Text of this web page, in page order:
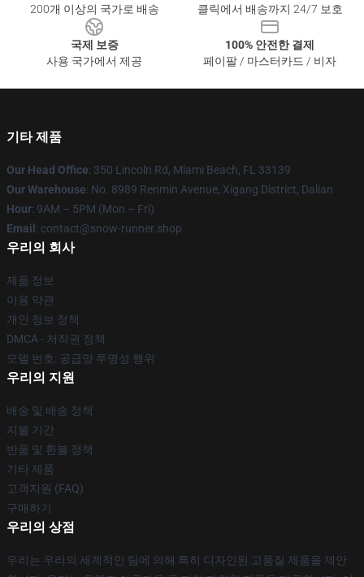
200개 이상의 국가로 배송
클릭에서 배송까지 24/7 보호
국제 보증
사용 국가에서 제공
100% 안전한 결제
페이팔 / 마스터카드 / 비자
기타 제품
Our Head Office: 350 Lincoln Rd, Miami Beach, FL 33139
Our Warehouse: No. 8989 Renmin Avenue, Xigang District, Dalian
Hour: 9AM – 5PM (Mon – Fri)
Email : contact@snow-runner.shop
우리의 회사
제품 정보
이용 약관
개인 정보 정책
DMCA - 저작권 정책
모델 번호: 공급망 투명성 행위
우리의 지원
배송 및 배송 정책
지불 기간
반품 및 환불 정책
기타 제품
고객지원 (FAQ)
구매하기
우리의 상점
우리는 우리의 세계적인 팀에 의해 특히 디자인된 고품질 제품을 제안